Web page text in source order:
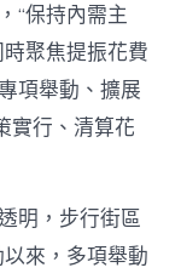
保持內需主
聚焦提振花費
項舉動、擴展
實行、清算花
明，步行街區
來，多項舉動